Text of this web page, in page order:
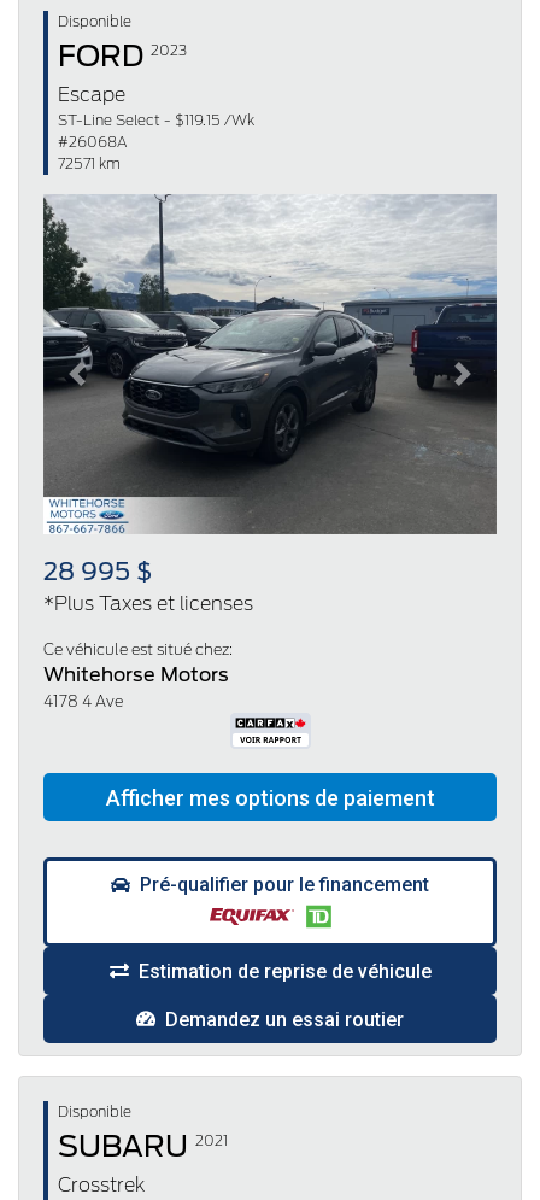
Disponible
FORD 2023
Escape
ST-Line Select - $119.15 /Wk
#26068A
72571 km
Previous Next
28 995 $
*Plus Taxes et licenses
Ce véhicule est situé chez:
Whitehorse Motors
4178 4 Ave
Pré-qualifier pour le financement
Estimation de reprise de véhicule
Demandez un essai routier
Disponible
SUBARU 2021
Crosstrek